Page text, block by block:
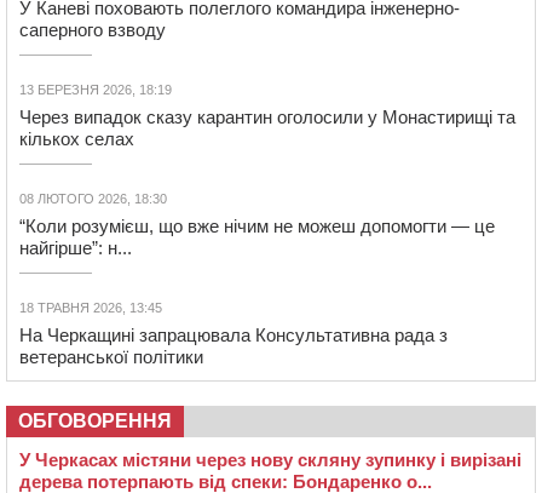
У Каневі поховають полеглого командира інженерно-
саперного взводу
13 БЕРЕЗНЯ 2026, 18:19
Через випадок сказу карантин оголосили у Монастирищі та
кількох селах
08 ЛЮТОГО 2026, 18:30
“Коли розумієш, що вже нічим не можеш допомогти — це
найгірше”: н...
18 ТРАВНЯ 2026, 13:45
На Черкащині запрацювала Консультативна рада з
ветеранської політики
ОБГОВОРЕННЯ
У Черкасах містяни через нову скляну зупинку і вирізані
дерева потерпають від спеки: Бондаренко о...